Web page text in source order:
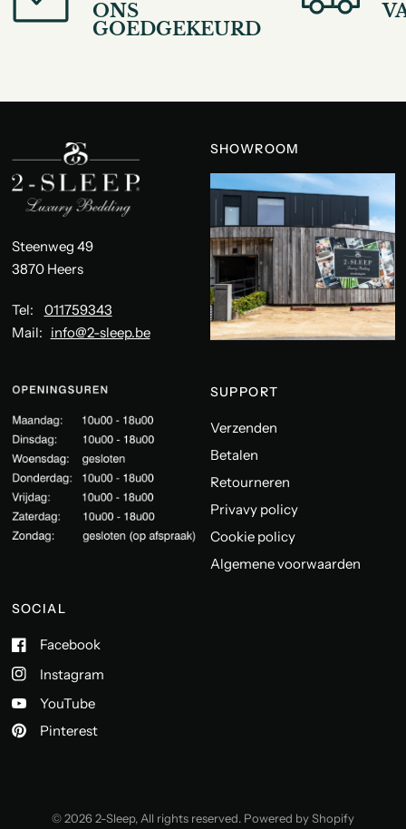
ONS
GOEDGEKEURD
Steenweg 49
3870 Heers
Tel: 011759343
Mail: info@2-sleep.be
SHOWROOM
SUPPORT
Verzenden
Betalen
Retourneren
Privavy policy
Cookie policy
Algemene voorwaarden
SOCIAL
Facebook
Instagram
YouTube
Pinterest
© 2026 2-Sleep, All rights reserved. Powered by Shopify